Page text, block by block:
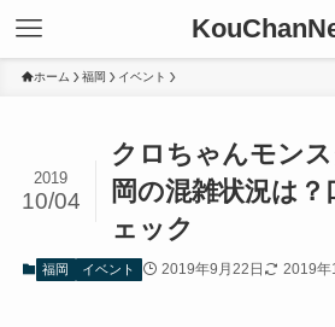
ホーム 福岡 イベント
クロちゃんモン
岡の混雑状況は
ェック
2019
10/04
福岡 イベント 2019年9月22日 2019年